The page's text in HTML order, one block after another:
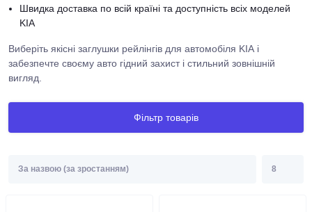
Швидка доставка по всій країні та доступність всіх моделей
KIA
Виберіть якісні заглушки рейлінгів для автомобіля KIA і
забезпечте своєму авто гідний захист і стильний зовнішній
вигляд.
Фільтр товарів